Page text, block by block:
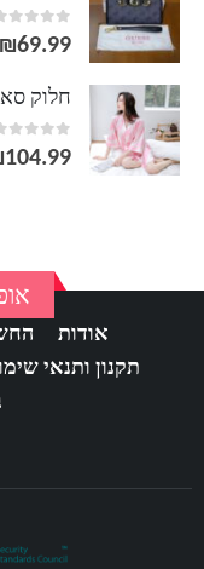
0
out of 5
₪69.99
חלוק
0
out of 5
104.99
אודות
תקנון ותנאי